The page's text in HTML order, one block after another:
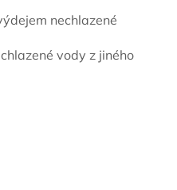
nechlazené
vody z jiného